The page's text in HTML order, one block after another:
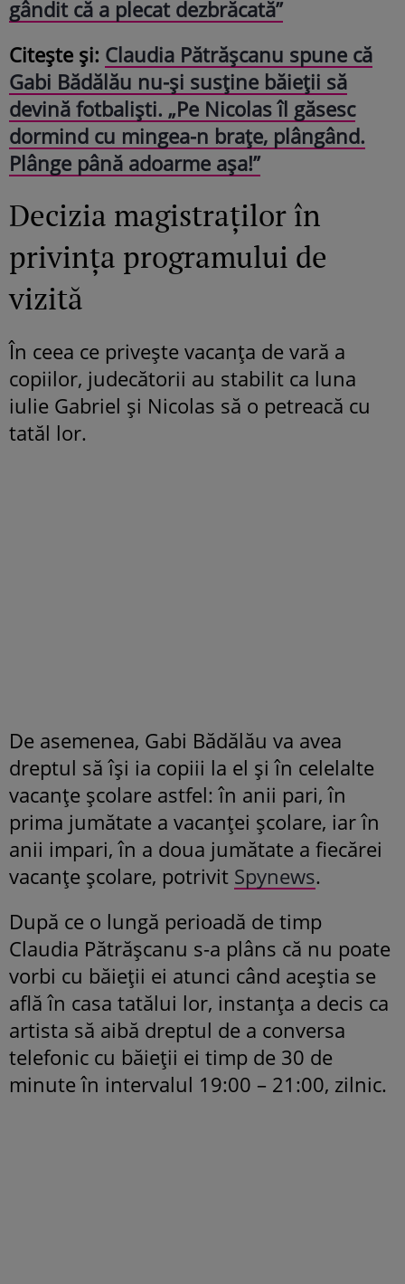
gândit că a plecat dezbrăcată”
Citește și: Claudia Pătrășcanu spune că
Gabi Bădălău nu-și susține băieții să
devină fotbaliști. „Pe Nicolas îl găsesc
dormind cu mingea-n brațe, plângând.
Plânge până adoarme așa!”
Decizia magistraților în
privința programului de
vizită
În ceea ce privește vacanța de vară a
copiilor, judecătorii au stabilit ca luna
iulie Gabriel și Nicolas să o petreacă cu
tatăl lor.
De asemenea, Gabi Bădălău va avea
dreptul să își ia copiii la el și în celelalte
vacanțe școlare astfel: în anii pari, în
prima jumătate a vacanței școlare, iar în
anii impari, în a doua jumătate a fiecărei
vacanțe școlare, potrivit Spynews.
După ce o lungă perioadă de timp
Claudia Pătrășcanu s-a plâns că nu poate
vorbi cu băieții ei atunci când aceștia se
află în casa tatălui lor, instanța a decis ca
artista să aibă dreptul de a conversa
telefonic cu băieții ei timp de 30 de
minute în intervalul 19:00 – 21:00, zilnic.